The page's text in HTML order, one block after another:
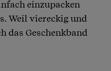
einzupacken
Weil viereckig und
das Geschenkband